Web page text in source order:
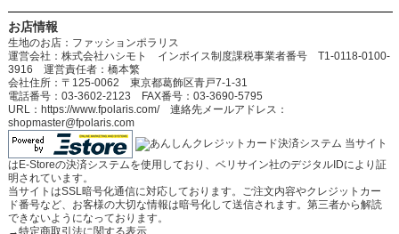
お店情報
生地のお店：ファッションポラリス
運営会社：株式会社ハシモト インボイス制度課税事業者番号 T1-0118-0100-
3916 運営責任者：橋本繁
会社住所：〒125-0062 東京都葛飾区青戸7-1-31
電話番号：03-3602-2123 FAX番号：03-3690-5795
URL：https://www.fpolaris.com/ 連絡先メールアドレス：
shopmaster@fpolaris.com
当サイト
はE-Storeの決済システムを使用しており、ベリサイン社のデジタルIDにより証
明されています。
当サイトはSSL暗号化通信に対応しております。ご注文内容やクレジットカー
ド番号など、お客様の大切な情報は暗号化して送信されます。第三者から解読
できないようになっております。
→特定商取引法に関する表示